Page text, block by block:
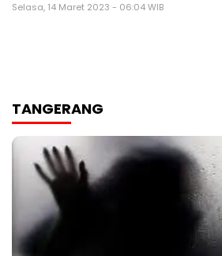
Selasa, 14 Maret 2023 - 06:04 WIB
TANGERANG